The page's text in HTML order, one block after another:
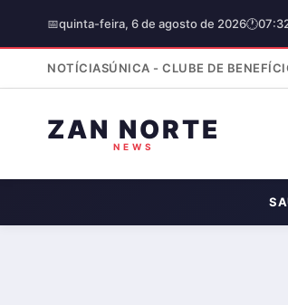
📅quinta-feira, 6 de agosto de 2026🕐
NOTÍCIASÚNICA - CLUBE DE
ZAN NORTE
NEWS